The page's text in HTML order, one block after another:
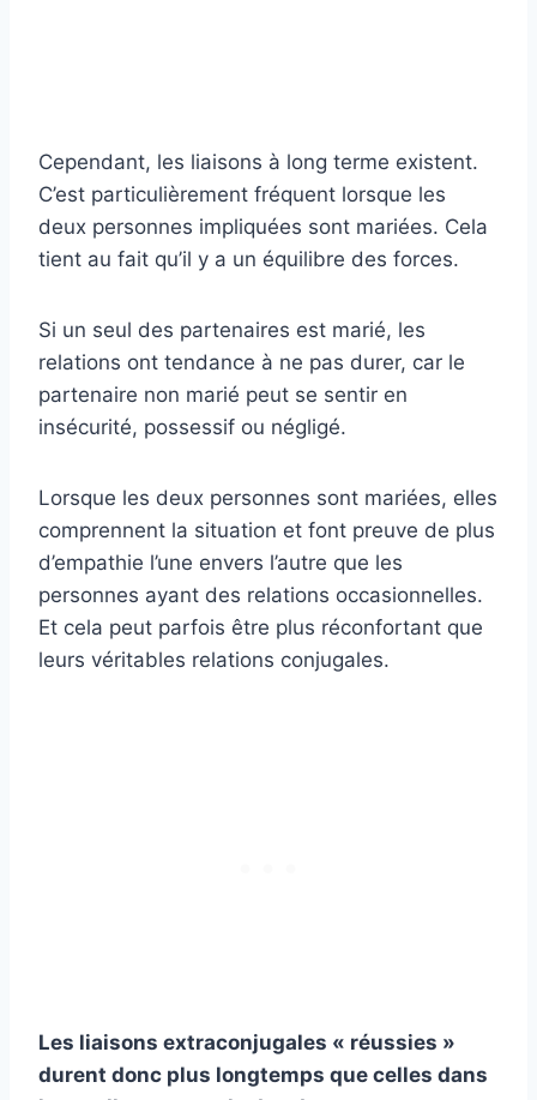
Cependant, les liaisons à long terme existent.
C’est particulièrement fréquent lorsque les
deux personnes impliquées sont mariées. Cela
tient au fait qu’il y a un équilibre des forces.
Si un seul des partenaires est marié, les
relations ont tendance à ne pas durer, car le
partenaire non marié peut se sentir en
insécurité, possessif ou négligé.
Lorsque les deux personnes sont mariées, elles
comprennent la situation et font preuve de plus
d’empathie l’une envers l’autre que les
personnes ayant des relations occasionnelles.
Et cela peut parfois être plus réconfortant que
leurs véritables relations conjugales.
Les liaisons extraconjugales « réussies »
durent donc plus longtemps que celles dans